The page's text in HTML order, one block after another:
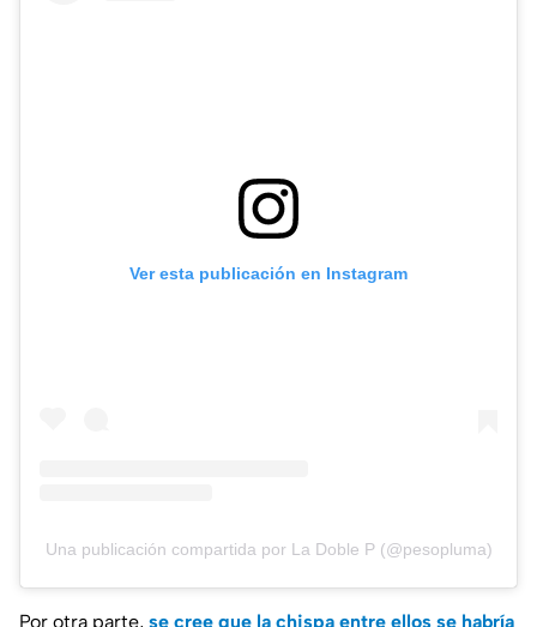
Ver esta publicación en Instagram
Una publicación compartida por La Doble P (@pesopluma)
Por otra parte, se cree que la chispa entre ellos se habría